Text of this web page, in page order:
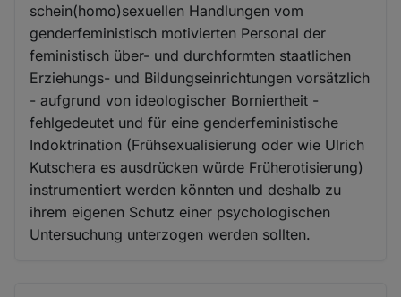
schein(homo)sexuellen Handlungen vom
genderfeministisch motivierten Personal der
feministisch über- und durchformten staatlichen
Erziehungs- und Bildungseinrichtungen vorsätzlich
- aufgrund von ideologischer Borniertheit -
fehlgedeutet und für eine genderfeministische
Indoktrination (Frühsexualisierung oder wie Ulrich
Kutschera es ausdrücken würde Früherotisierung)
instrumentiert werden könnten und deshalb zu
ihrem eigenen Schutz einer psychologischen
Untersuchung unterzogen werden sollten.